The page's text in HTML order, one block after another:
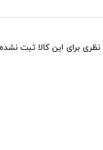
نظری برای این کالا ثبت